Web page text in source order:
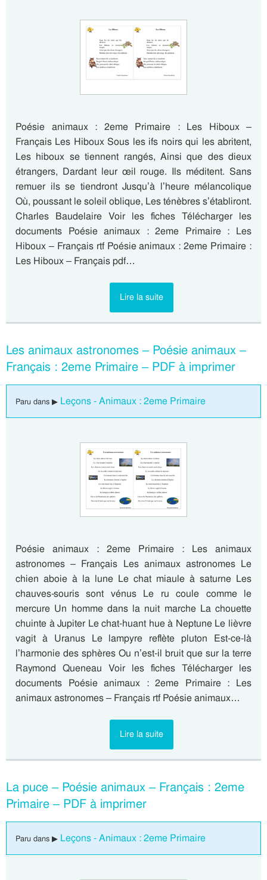
Poésie animaux : 2eme Primaire : Les Hiboux –
Français Les Hiboux Sous les ifs noirs qui les abritent,
Les hiboux se tiennent rangés, Ainsi que des dieux
étrangers, Dardant leur œil rouge. Ils méditent. Sans
remuer ils se tiendront Jusqu’à l’heure mélancolique
Où, poussant le soleil oblique, Les ténèbres s’établiront.
Charles Baudelaire Voir les fiches Télécharger les
documents Poésie animaux : 2eme Primaire : Les
Hiboux – Français rtf Poésie animaux : 2eme Primaire :
Les Hiboux – Français pdf…
Lire la suite
Les animaux astronomes – Poésie animaux –
Français : 2eme Primaire – PDF à imprimer
Paru dans ▶ Leçons - Animaux : 2eme Primaire
Poésie animaux : 2eme Primaire : Les animaux
astronomes – Français Les animaux astronomes Le
chien aboie à la lune Le chat miaule à saturne Les
chauves-souris sont vénus Le ru coule comme le
mercure Un homme dans la nuit marche La chouette
chuinte à Jupiter Le chat-huant hue à Neptune Le lièvre
vagit à Uranus Le lampyre reflète pluton Est-ce-là
l’harmonie des sphères Ou n’est-il bruit que sur la terre
Raymond Queneau Voir les fiches Télécharger les
documents Poésie animaux : 2eme Primaire : Les
animaux astronomes – Français rtf Poésie animaux…
Lire la suite
La puce – Poésie animaux – Français : 2eme
Primaire – PDF à imprimer
Paru dans ▶ Leçons - Animaux : 2eme Primaire